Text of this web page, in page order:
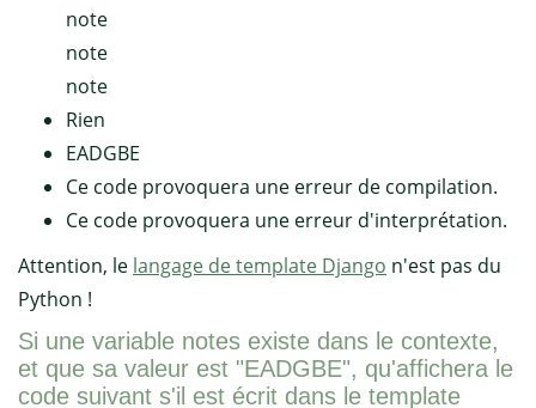
note
note
note
Rien
EADGBE
Ce code provoquera une erreur de compilation.
Ce code provoquera une erreur d'interprétation.
Attention, le langage de template Django n'est pas du
Python !
Si une variable notes existe dans le contexte,
et que sa valeur est "EADGBE", qu'affichera le
code suivant s'il est écrit dans le template